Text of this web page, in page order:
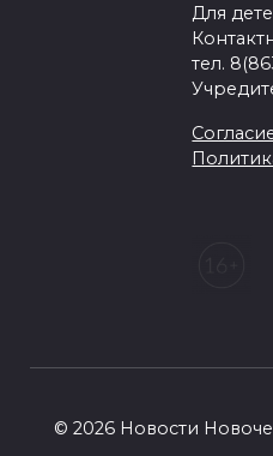
Для
тел.
© 2026 Новости